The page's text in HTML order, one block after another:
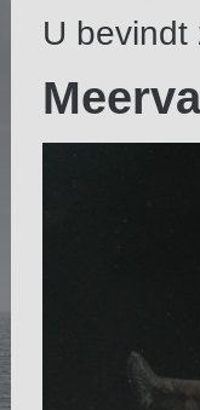
U bevindt